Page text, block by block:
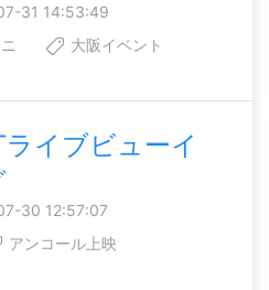
31 14:53:49
大阪イベント
ライブビューイ
30 12:57:07
アンコール上映